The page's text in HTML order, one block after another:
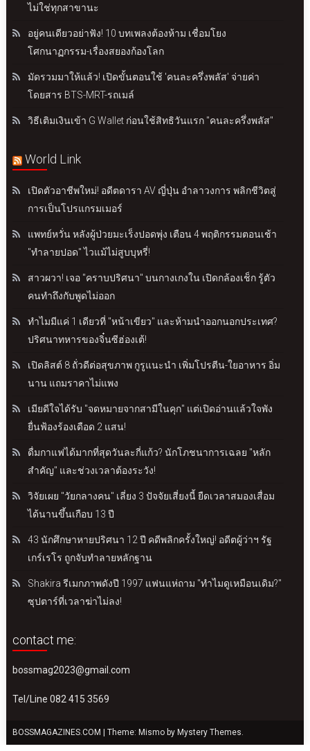
ไม่ใช่ทุกสาขานะ
อยู่คนเดียวอย่าฟัง! 10 บทเพลงต้องห้าม เชื่อมโยง
โศกนาฏกรรม-เรื่องสยองก้องโลก
มัดรวมมาให้แล้ว! เปิดขั้นตอนใช้ 'คนละครึ่งพลัส' จ่ายค่า
โดยสาร BTS-MRT-รถเมล์
วิธีเติมเงินเข้า G Wallet ก่อนใช้สิทธิวันแรก "คนละครึ่งพลัส"
World Link
เปิดตัวอาชีพใหม่! อดีตดารา AV ญี่ปุ่น อำลาวงการ พลิกชีวิตสู่
การเป็นโปรแกรมเมอร์
แพทย์หวั่น หลังผู้ป่วยมะเร็งปอดพุ่ง เตือน 4 พฤติกรรมตอนเช้า
"ทำลายปอด" ไวแม้ไม่สูบบุหรี่!
สาวผวา! เจอ "คราบปริศนา" บนกางเกงใน เปิดกล้องเช็ก รู้ตัว
คนทำถึงกับพูดไม่ออก
ทำไมมีแค่ 1 เดียวที่ "หน้าเขียว" และห้ามนำออกนอกประเทศ?
ปริศนาทหารของจิ๋นซีฮ่องเต้!
เปิดลิสต์ 8 ถั่วดีต่อสุขภาพ กูรูแนะนำ เพิ่มโปรตีน-ใยอาหาร อิ่ม
นาน แถมราคาไม่แพง
เมียดีใจได้รับ "จดหมายจากสามีในคุก" แต่เปิดอ่านแล้วใจพัง
ยื่นฟ้องร้องเดือด 2 แสน!
ดื่มกาแฟได้มากที่สุดวันละกี่แก้ว? นักโภชนาการเฉลย "หลัก
สำคัญ" และช่วงเวลาต้องระวัง!
วิจัยเผย "วัยกลางคน" เลี่ยง 3 ปัจจัยเสี่ยงนี้ ยืดเวลาสมองเสื่อม
ได้นานขึ้นเกือบ 13 ปี
43 นักศึกษาหายปริศนา 12 ปี คดีพลิกครั้งใหญ่! อดีตผู้ว่าฯ รัฐ
เกร์เรโร ถูกจับทำลายหลักฐาน
Shakira รีเมกภาพดังปี 1997 แฟนแห่ถาม "ทำไมดูเหมือนเดิม?"
ซุปตาร์ที่เวลาฆ่าไม่ลง!
contact me:
bossmag2023@gmail.com
Tel/Line 082 415 3569
BOSSMAGAZINES.COM Theme: Mismo by Mystery Themes.